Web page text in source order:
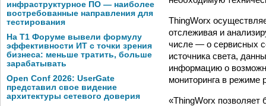
инфраструктурное ПО — наиболее
востребованные направления для
тестирования
На Т1 Форуме вывели формулу
эффективности ИТ с точки зрения
бизнеса: меньше тратить, больше
зарабатывать
Open Conf 2026: UserGate
представил свое видение
архитектуры сетевого доверия
ThingWorx
отслеживая и
числе — о сервисных
источника света,
информацию о
мониторинга в режиме
«ThingWorx позволяет